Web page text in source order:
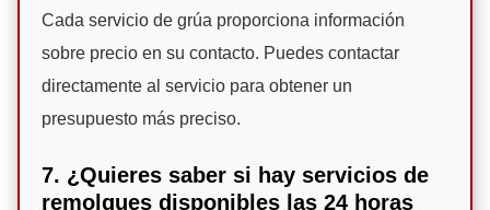
Cada servicio de grúa proporciona información
sobre precio en su contacto. Puedes contactar
directamente al servicio para obtener un
presupuesto más preciso.
7. ¿Quieres saber si hay servicios de
remolques disponibles las 24 horas